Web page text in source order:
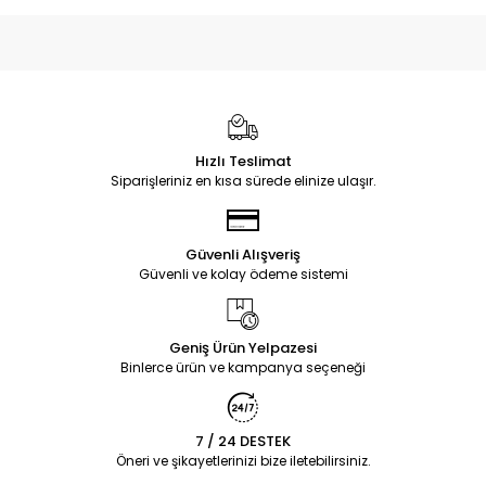
Hızlı Teslimat
Siparişleriniz en kısa sürede elinize ulaşır.
Güvenli Alışveriş
Güvenli ve kolay ödeme sistemi
Geniş Ürün Yelpazesi
Binlerce ürün ve kampanya seçeneği
7 / 24 DESTEK
Öneri ve şikayetlerinizi bize iletebilirsiniz.